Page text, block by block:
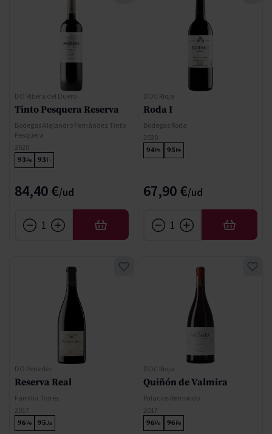
DO Ribera del Duero
Tinto Pesquera Reserva
Bodegas Alejandro Fernández Tinto
Pesquera
2020
93Pe 93Ti
84,40 €
AFEGIR
DOC Rioja
Roda I
Bodegas Roda
2020
94Pa 95Pe
67,90 €
AFEGIR
DO Penedès
Reserva Real
Familia Torres
2017
96Pe 95Ja
DOC Rioja
Quiñón de Valmira
Palacios Remondo
2017
96Pa 96Pe